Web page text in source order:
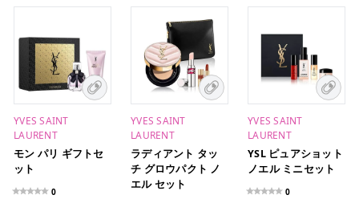
YVES SAINT
LAURENT
モン パリ ギフトセ
ット
0
YVES SAINT
LAURENT
ラディアント タッ
チ グロウパクト ノ
エル セット
YVES SAINT
LAURENT
YSL ピュアショット
ノエル ミニセット
0